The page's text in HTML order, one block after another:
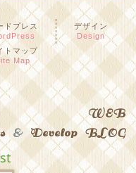
ドプレス デザイン
Design
トマップ
Map
WEB
& Develop BLOG